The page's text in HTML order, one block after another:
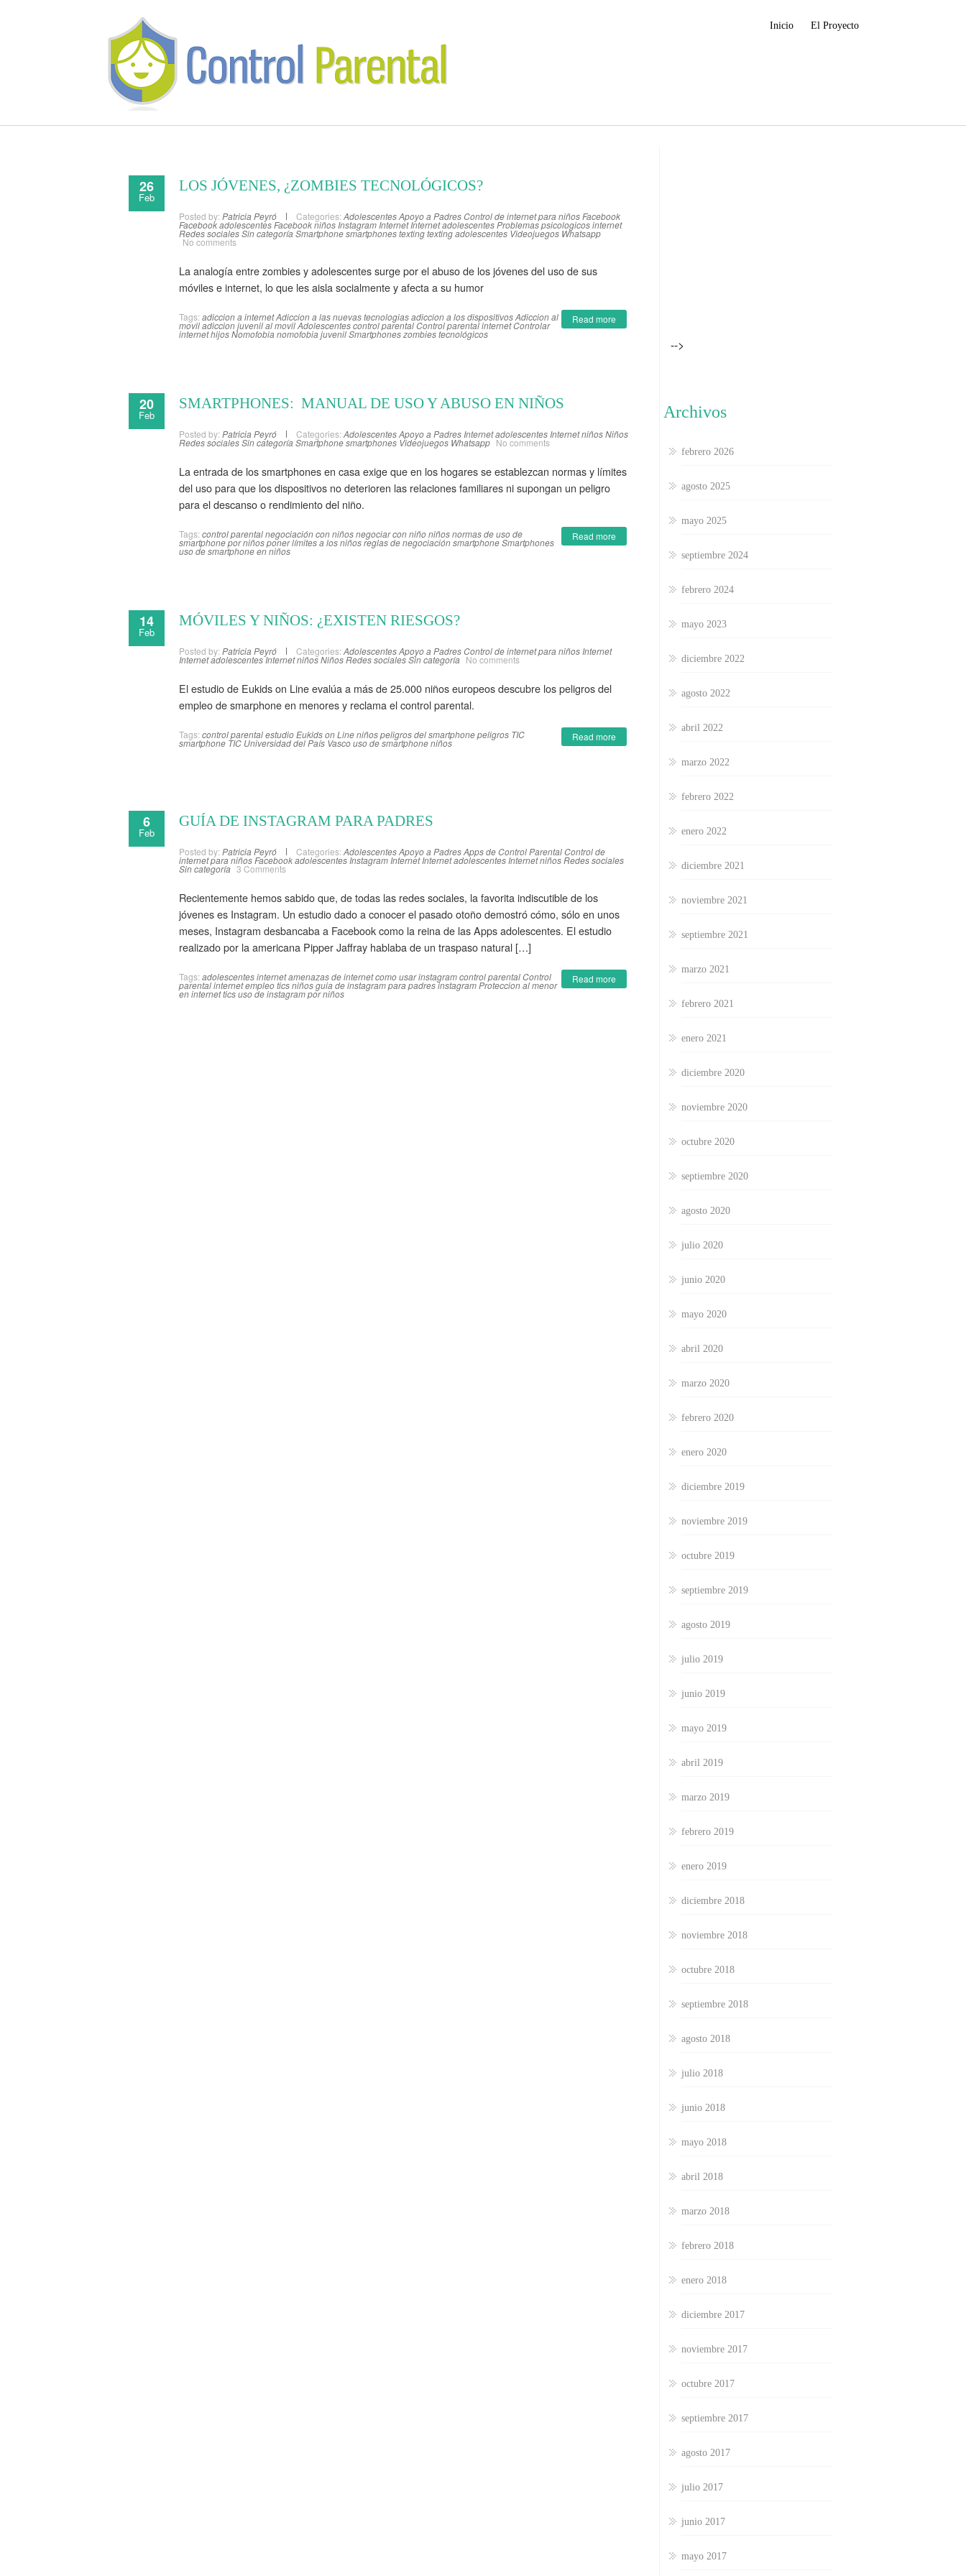
Inicio El Proyecto
26
Feb
LOS JÓVENES, ¿ZOMBIES TECNOLÓGICOS?
Posted by: Patricia Peyró Categories: AdolescentesApoyo a PadresControl de internet para niñosFacebook
Facebook adolescentesFacebook niños Instagram Internet Internet adolescentesProblemas psicologicos internet
Redes socialesSin categoría Smartphonesmartphonestextingtexting adolescentes Videojuegos Whatsapp
No comments
La analogía entre zombies y adolescentes surge por el abuso de los jóvenes del uso de sus
móviles e internet, lo que les aisla socialmente y afecta a su humor
Read more
Tags: adiccion a internetAdiccion a las nuevas tecnologiasadiccion a los dispositivosAdiccion al
moviladiccion juvenil al movilAdolescentescontrol parentalControl parental internetControlar
internet hijosNomofobia nomofobia juvenilSmartphoneszombies tecnológicos
20
Feb
SMARTPHONES: MANUAL DE USO Y ABUSO EN NIÑOS
Posted by: Patricia Peyró Categories: AdolescentesApoyo a Padres Internet adolescentes Internet niñosNiños
Redes socialesSin categoría Smartphonesmartphones Videojuegos Whatsapp No comments
La entrada de los smartphones en casa exige que en los hogares se establezcan normas y límites
del uso para que los dispositivos no deterioren las relaciones familiares ni supongan un peligro
para el descanso o rendimiento del niño.
Read more
Tags: control parentalnegociación con niñosnegociar con niñoniñosnormas de uso de
smartphone por niñosponer límites a los niñosreglas de negociaciónsmartphoneSmartphones
uso de smartphone en niños
14
Feb
MÓVILES Y NIÑOS: ¿EXISTEN RIESGOS?
Posted by: Patricia Peyró Categories: AdolescentesApoyo a PadresControl de internet para niños Internet
Internet adolescentesInternet niñosNiñosRedes socialesSin categoría No comments
El estudio de Eukids on Line evalúa a más de 25.000 niños europeos descubre los peligros del
empleo de smarphone en menores y reclama el control parental.
Read more
Tags: control parentalestudio Eukids on Lineniñospeligros del smartphonepeligros TIC
smartphone TIC Universidad del País Vascouso de smartphone niños
6
Feb
GUÍA DE INSTAGRAM PARA PADRES
Posted by: Patricia Peyró Categories: AdolescentesApoyo a PadresApps de Control ParentalControl de
internet para niñosFacebook adolescentes Instagram Internet Internet adolescentes Internet niñosRedes sociales
Sin categoría 3 Comments
Recientemente hemos sabido que, de todas las redes sociales, la favorita indiscutible de los
jóvenes es Instagram. Un estudio dado a conocer el pasado otoño demostró cómo, sólo en unos
meses, Instagram desbancaba a Facebook como la reina de las Apps adolescentes. El estudio
realizado por la americana Pipper Jaffray hablaba de un traspaso natural […]
Read more
Tags: adolescentes internetamenazas de internetcomo usar instagramcontrol parentalControl
parental internetempleo tics niñosguia de instagram para padresinstagramProteccion al menor
en internetticsuso de instagram por niños
-->
Archivos
febrero 2026
agosto 2025
mayo 2025
septiembre 2024
febrero 2024
mayo 2023
diciembre 2022
agosto 2022
abril 2022
marzo 2022
febrero 2022
enero 2022
diciembre 2021
noviembre 2021
septiembre 2021
marzo 2021
febrero 2021
enero 2021
diciembre 2020
noviembre 2020
octubre 2020
septiembre 2020
agosto 2020
julio 2020
junio 2020
mayo 2020
abril 2020
marzo 2020
febrero 2020
enero 2020
diciembre 2019
noviembre 2019
octubre 2019
septiembre 2019
agosto 2019
julio 2019
junio 2019
mayo 2019
abril 2019
marzo 2019
febrero 2019
enero 2019
diciembre 2018
noviembre 2018
octubre 2018
septiembre 2018
agosto 2018
julio 2018
junio 2018
mayo 2018
abril 2018
marzo 2018
febrero 2018
enero 2018
diciembre 2017
noviembre 2017
octubre 2017
septiembre 2017
agosto 2017
julio 2017
junio 2017
mayo 2017